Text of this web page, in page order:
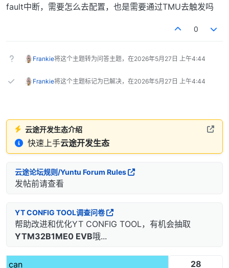
fault中断，需要怎么去配置，也是需要通过TMU去触发吗
0
Frankie将这个主题转为问答主题，在2026年5月27日 上午4:44
Frankie将这个主题标记为已解决，在2026年5月27日 上午4:44
云途开发生态介绍
快速上手云途开发生态
云途论坛规则/Yuntu Forum Rules
发帖前请查看
YT CONFIG TOOL调查问卷
帮助改进和优化YT CONFIG TOOL，有机会抽取
YTM32B1ME0 EVB哦...
can 28